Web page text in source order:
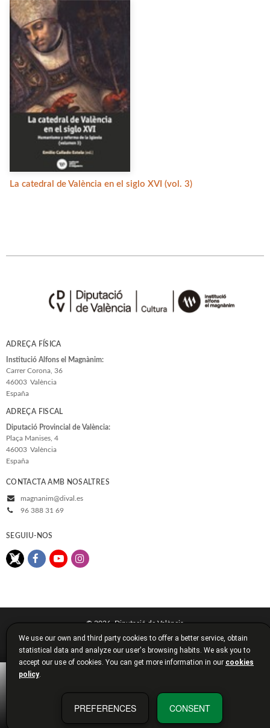
La catedral de València en el siglo XVI (vol. 3)
ADREÇA FÍSICA
Institució Alfons el Magnànim:
Carrer Corona, 36
46003 València
España
ADREÇA FISCAL
Diputació Provincial de València:
Plaça Manises, 4
46003 València
España
CONTACTA AMB NOSALTRES
magnanim@dival.es
96 388 31 69
SEGUIU-NOS
© 2026, Diputació de València
Avís legal Política de cookies
Política de privacitat
Condicions de compra
Diputació de València
We use our own and third party cookies to offer a better service, obtain
statistical data and analyze our user's browsing habits. We ask you to
accept our use of cookies. You can get more information in our cookies
policy.
PREFERENCES CONSENT